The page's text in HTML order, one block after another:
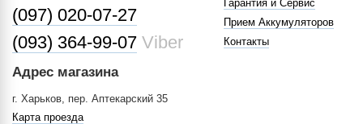
(097) 020-07-27
(093) 364-99-07 Viber
Адрес магазина
г. Харьков, пер. Аптекарский 35
Карта проезда
Гарантия и Сервис
Прием Аккумуляторов
Контакты